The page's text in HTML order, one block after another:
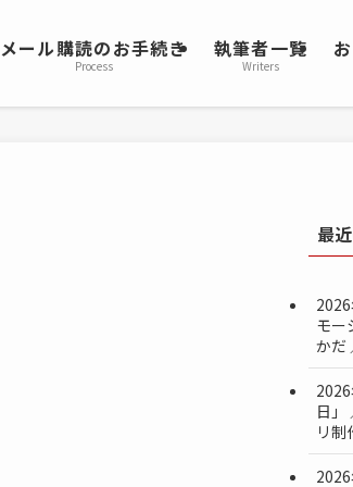
メール購読のお手続き
Process
執筆者一覧
Writers
最
モー
かだ
日」
リ制